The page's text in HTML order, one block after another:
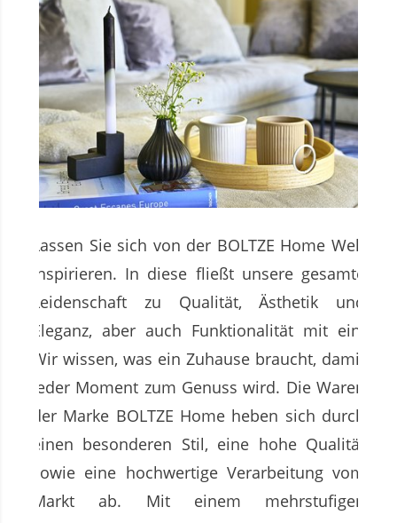
Lassen Sie sich von der BOLTZE Home Welt
inspirieren. In diese fließt unsere gesamte
Leidenschaft zu Qualität, Ästhetik und
Eleganz, aber auch Funktionalität mit ein.
Wir wissen, was ein Zuhause braucht, damit
jeder Moment zum Genuss wird. Die Waren
der Marke BOLTZE Home heben sich durch
einen besonderen Stil, eine hohe Qualität
sowie eine hochwertige Verarbeitung vom
Markt ab. Mit einem mehrstufigen